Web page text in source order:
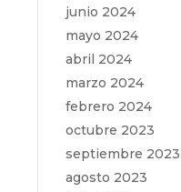
junio 2024
mayo 2024
abril 2024
marzo 2024
febrero 2024
octubre 2023
septiembre 2023
agosto 2023